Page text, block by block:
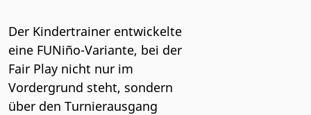
Der Kindertrainer entwickelte
eine FUNiño-Variante, bei der
Fair Play nicht nur im
Vordergrund steht, sondern
über den Turnierausgang